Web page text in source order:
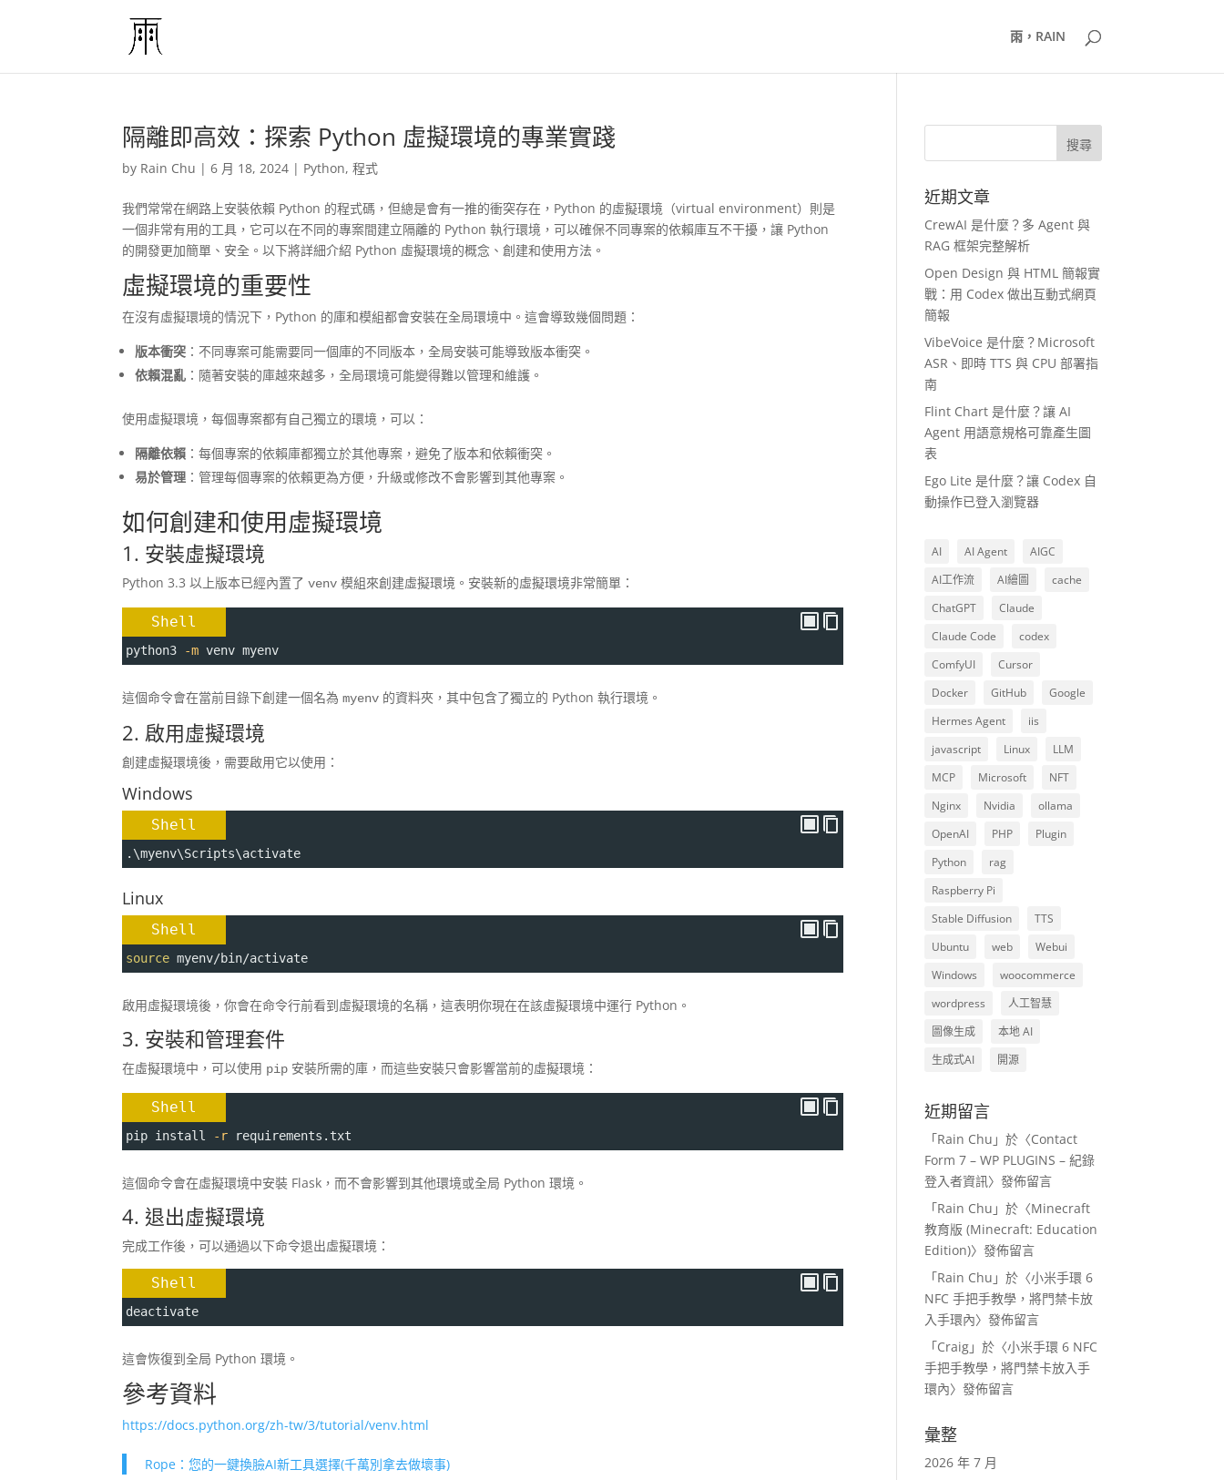
雨，RAIN
隔離即高效：探索 Python 虛擬環境的專業實踐
by Rain Chu |6 月 18, 2024 | Python,程式
我們常常在網路上安裝依賴 Python 的程式碼，但總是會有一推的衝突存在，Python 的虛擬環境（virtual environment）則是
一個非常有用的工具，它可以在不同的專案間建立隔離的 Python 執行環境，可以確保不同專案的依賴庫互不干擾，讓 Python
的開發更加簡單、安全。以下將詳細介紹 Python 虛擬環境的概念、創建和使用方法。
虛擬環境的重要性
在沒有虛擬環境的情況下，Python 的庫和模組都會安裝在全局環境中。這會導致幾個問題：
版本衝突 ：不同專案可能需要同一個庫的不同版本，全局安裝可能導致版本衝突。
依賴混亂 ：隨著安裝的庫越來越多，全局環境可能變得難以管理和維護。
使用虛擬環境，每個專案都有自己獨立的環境，可以：
隔離依賴 ：每個專案的依賴庫都獨立於其他專案，避免了版本和依賴衝突。
易於管理 ：管理每個專案的依賴更為方便，升級或修改不會影響到其他專案。
如何創建和使用虛擬環境
1. 安裝虛擬環境
Python 3.3 以上版本已經內置了venv 模組來創建虛擬環境。安裝新的虛擬環境非常簡單：
Shell
python3 -m venv myenv
這個命令會在當前目錄下創建一個名為myenv 的資料夾，其中包含了獨立的 Python 執行環境。
2. 啟用虛擬環境
創建虛擬環境後，需要啟用它以使用：
Windows
Shell
.\myenv\Scripts\activate
Linux
Shell
source myenv/bin/activate
啟用虛擬環境後，你會在命令行前看到虛擬環境的名稱，這表明你現在在該虛擬環境中運行 Python。
3. 安裝和管理套件
在虛擬環境中，可以使用 pip 安裝所需的庫，而這些安裝只會影響當前的虛擬環境：
Shell
pip install -r requirements.txt
這個命令會在虛擬環境中安裝 Flask，而不會影響到其他環境或全局 Python 環境。
4. 退出虛擬環境
完成工作後，可以通過以下命令退出虛擬環境：
Shell
deactivate
這會恢復到全局 Python 環境。
參考資料
https://docs.python.org/zh-tw/3/tutorial/venv.html
Rope：您的一鍵換臉AI新工具選擇(千萬別拿去做壞事)
近期文章
CrewAI 是什麼？多 Agent 與
RAG 框架完整解析
Open Design 與 HTML 簡報實
戰：用 Codex 做出互動式網頁
簡報
VibeVoice 是什麼？Microsoft
ASR、即時 TTS 與 CPU 部署指
南
Flint Chart 是什麼？讓 AI
Agent 用語意規格可靠產生圖
表
Ego Lite 是什麼？讓 Codex 自
動操作已登入瀏覽器
AI AI Agent
AIGC
AI工作流
AI繪圖
cache
ChatGPT
Claude
Claude Code
codex
ComfyUI
Cursor
Docker
GitHub
Google
Hermes Agent
iis
javascript
Linux
LLM
MCP
Microsoft
NFT
Nginx
Nvidia
ollama
OpenAI
PHP
Plugin
Python
rag
Raspberry Pi
Stable Diffusion
TTS
Ubuntu
web
Webui
Windows
woocommerce
wordpress
人工智慧
圖像生成
本地 AI
生成式AI
開源
近期留言
「Rain Chu 」於〈Contact
Form 7 – WP PLUGINS – 紀錄
登入者資訊〉發佈留言
「Rain Chu 」於〈Minecraft
教育版 (Minecraft: Education
Edition)〉發佈留言
「Rain Chu 」於〈小米手環 6
NFC 手把手教學，將門禁卡放
入手環內〉發佈留言
「Craig 」於〈小米手環 6 NFC
手把手教學，將門禁卡放入手
環內〉發佈留言
彙整
2026 年 7 月